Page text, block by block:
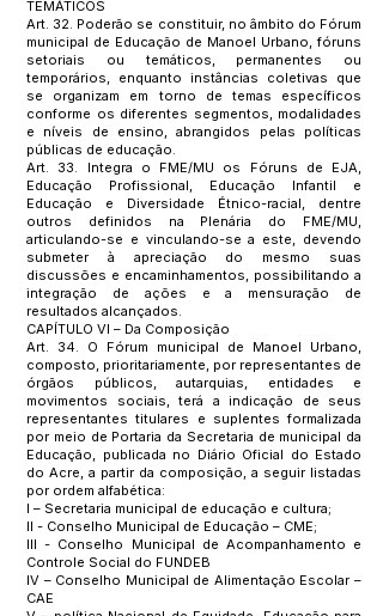
TEMÁTICOS
Art. 32. Poderão se constituir, no âmbito do Fórum
municipal de Educação de Manoel Urbano, fóruns
setoriais ou temáticos, permanentes ou
temporários, enquanto instâncias coletivas que
se organizam em torno de temas específicos
conforme os diferentes segmentos, modalidades
e níveis de ensino, abrangidos pelas políticas
públicas de educação.
Art. 33. Integra o FME/MU os Fóruns de EJA,
Educação Profissional, Educação Infantil e
Educação e Diversidade Étnico-racial, dentre
outros definidos na Plenária do FME/MU,
articulando-se e vinculando-se a este, devendo
submeter à apreciação do mesmo suas
discussões e encaminhamentos, possibilitando a
integração de ações e a mensuração de
resultados alcançados.
CAPÍTULO VI – Da Composição
Art. 34. O Fórum municipal de Manoel Urbano,
composto, prioritariamente, por representantes de
órgãos públicos, autarquias, entidades e
movimentos sociais, terá a indicação de seus
representantes titulares e suplentes formalizada
por meio de Portaria da Secretaria de municipal da
Educação, publicada no Diário Oficial do Estado
do Acre, a partir da composição, a seguir listadas
por ordem alfabética:
I – Secretaria municipal de educação e cultura;
II - Conselho Municipal de Educação – CME;
III - Conselho Municipal de Acompanhamento e
Controle Social do FUNDEB
IV – Conselho Municipal de Alimentação Escolar –
CAE